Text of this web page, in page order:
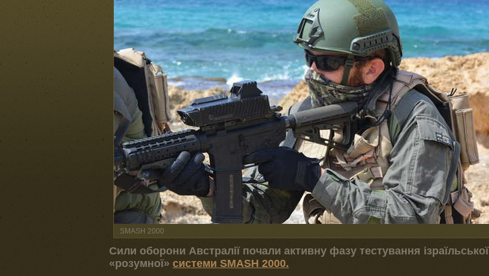
SMASH 2000
Сили оборони Австралії почали активну фазу тестування ізраїльської
«розумної» системи SMASH 2000.